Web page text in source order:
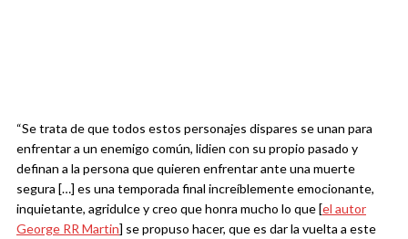
“Se trata de que todos estos personajes dispares se unan para
enfrentar a un enemigo común, lidien con su propio pasado y
definan a la persona que quieren enfrentar ante una muerte
segura […] es una temporada final increíblemente emocionante,
inquietante, agridulce y creo que honra mucho lo que [el autor
George RR Martin] se propuso hacer, que es dar la vuelta a este